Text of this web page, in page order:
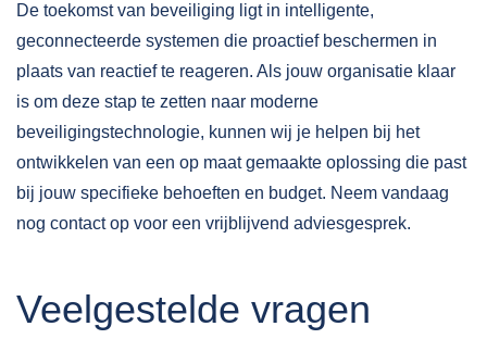
De toekomst van beveiliging ligt in intelligente,
geconnecteerde systemen die proactief beschermen in
plaats van reactief te reageren. Als jouw organisatie klaar
is om deze stap te zetten naar moderne
beveiligingstechnologie, kunnen wij je helpen bij het
ontwikkelen van een op maat gemaakte oplossing die past
bij jouw specifieke behoeften en budget. Neem vandaag
nog contactop voor een vrijblijvend adviesgesprek.
Veelgestelde vragen